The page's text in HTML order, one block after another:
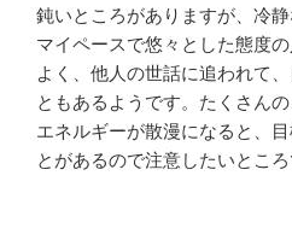
鈍いところがありますが、冷静
マイペースで悠々とした態度
よく、他人の世話に追われて
ともあるようです。たくさん
エネルギーが散漫になると、
とがあるので注意したいところ